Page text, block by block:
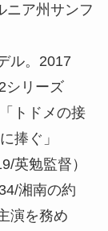
ニア州サンフ
ル。2017
シリーズ
トドメの接
捧ぐ」
英勉監督）
湘南の約
演を務め